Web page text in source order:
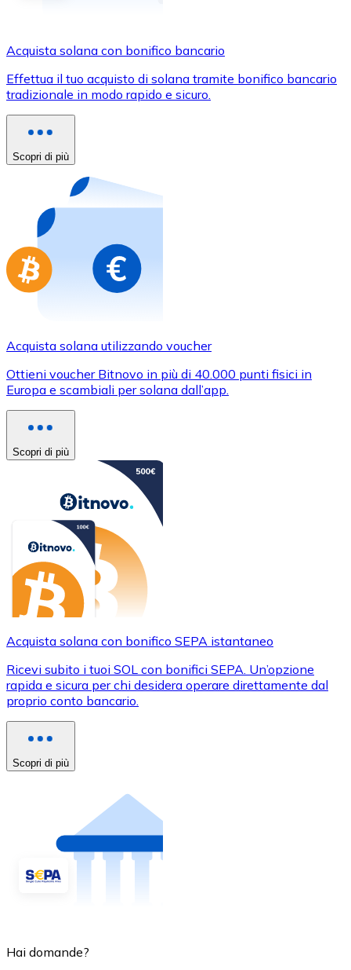
Usa le carte Visa e Mastercard per acquistare
Acquista con carta
Acquista gift card dei tuoi marchi preferiti con
Vai al negozio di carte regalo
Acquista solana con bonifico bancario
Effettua il tuo acquisto di solana tramite bonifico bancario
tradizionale in modo rapido e sicuro.
Scopri di più
Acquista solana utilizzando voucher
Ottieni voucher Bitnovo in più di 40.000 punti fisici in
Europa e scambiali per solana dall’app.
Scopri di più
Acquista solana con bonifico SEPA istantaneo
Ricevi subito i tuoi SOL con bonifici SEPA. Un’opzione
rapida e sicura per chi desidera operare direttamente dal
proprio conto bancario.
Scopri di più
Hai domande?